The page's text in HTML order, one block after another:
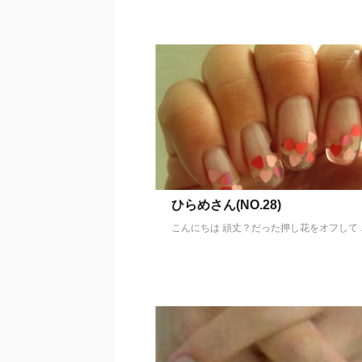
ひらめさん(NO.28)
こんにちは 頑丈？だった押し花をオフして